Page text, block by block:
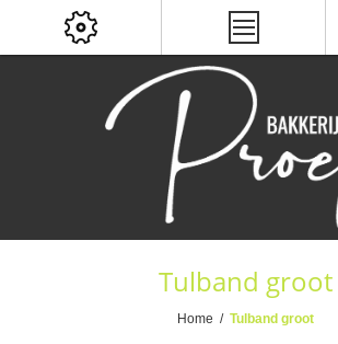
Tulband groot
Home / Tulband groot